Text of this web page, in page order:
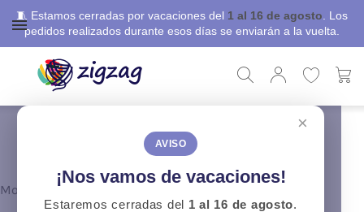
🧵 Estamos cerradas por vacaciones del 1 al 16 de agosto . Los
pedidos realizados durante esos días se enviarán a la vuelta.
×
AVISO
¡Nos vamos de vacaciones!
Estaremos cerradas del 1 al 16 de agosto.
Mostrando 1-9 de 14 item(s)